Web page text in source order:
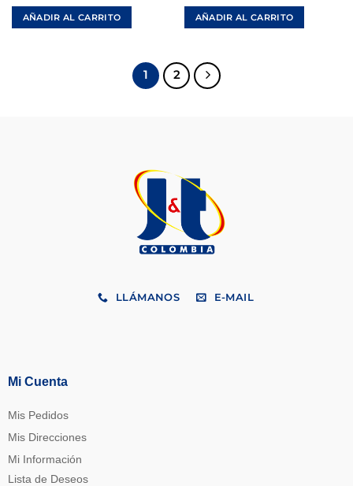
AÑADIR AL CARRITO AÑADIR AL CARRITO
1 2
LLÁMANOS E-MAIL
Mi Cuenta
Mis Pedidos
Mis Direcciones
Mi Información
Lista de Deseos